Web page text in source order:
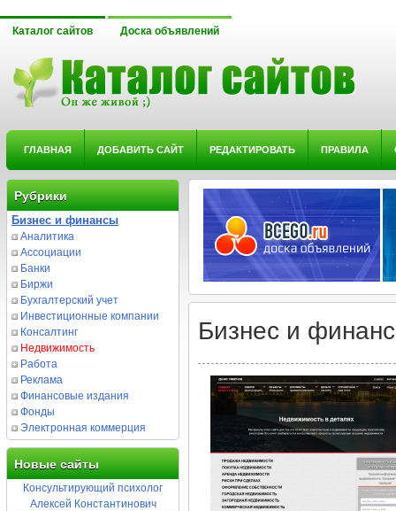
Каталог сайтов Доска объявлений
ГЛАВНАЯ ДОБАВИТЬ САЙТ РЕДАКТИРОВАТЬ ПРАВИЛА
Рубрики
Бизнес и финансы
Аналитика
Ассоциации
Банки
Биржи
Бухгалтерский учет
Инвестиционные компании
Консалтинг
Недвижимость
Работа
Реклама
Финансовые издания
Фонды
Электронная коммерция
Новые сайты
Консультирующий психолог
Алексей Константинович
Бизнес и